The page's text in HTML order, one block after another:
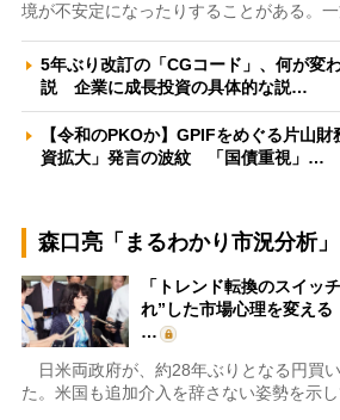
境が不安定になったりすることがある。
5年ぶり改訂の「CGコード」、何が変
説 企業に成長投資の具体的な説…
【令和のPKOか】GPIFをめぐる片山
資拡大」発言の波紋 「国債重視」…
森口亮「まるわかり市況分析」
「トレンド転換のスイッ
れ”した市場心理を変える
…
日米両政府が、約28年ぶりとなる円買
た。米国も追加介入を辞さない姿勢を示